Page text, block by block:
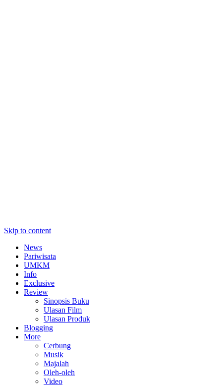
Skip to content
News
Pariwisata
UMKM
Info
Exclusive
Review
Sinopsis Buku
Ulasan Film
Ulasan Produk
Blogging
More
Cerbung
Musik
Majalah
Oleh-oleh
Video